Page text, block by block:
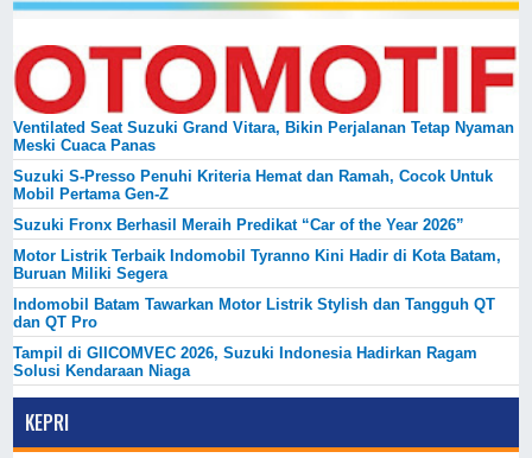
Ventilated Seat Suzuki Grand Vitara, Bikin Perjalanan Tetap Nyaman
Meski Cuaca Panas
Suzuki S-Presso Penuhi Kriteria Hemat dan Ramah, Cocok Untuk
Mobil Pertama Gen-Z
Suzuki Fronx Berhasil Meraih Predikat “Car of the Year 2026”
Motor Listrik Terbaik Indomobil Tyranno Kini Hadir di Kota Batam,
Buruan Miliki Segera
Indomobil Batam Tawarkan Motor Listrik Stylish dan Tangguh QT
dan QT Pro
Tampil di GIICOMVEC 2026, Suzuki Indonesia Hadirkan Ragam
Solusi Kendaraan Niaga
KEPRI